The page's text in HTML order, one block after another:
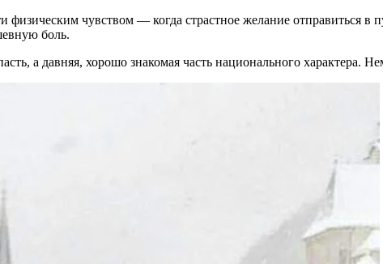
чувством — когда страстное желание отправиться в
боль.
а давняя, хорошо знакомая часть национального характера.